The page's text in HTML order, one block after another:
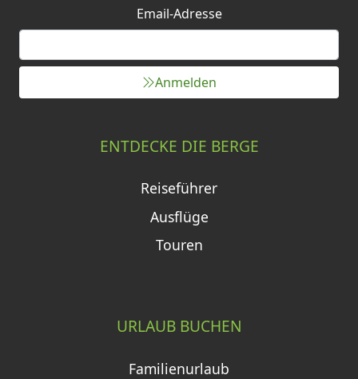
Email-Adresse
Anmelden
ENTDECKE DIE BERGE
Reiseführer
Ausflüge
Touren
URLAUB BUCHEN
Familienurlaub